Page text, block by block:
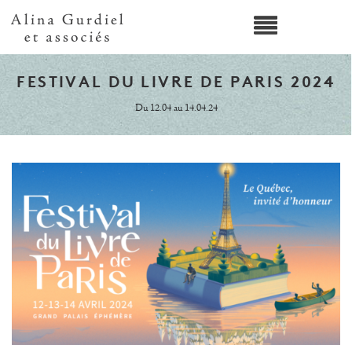
FESTIVAL DU LIVRE DE PARIS 2024
Du 12.04 au 14.04.24